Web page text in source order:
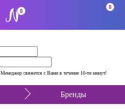
Менеджер свяжется с Вами в течение 10-ти минут!
0
0
Бренды